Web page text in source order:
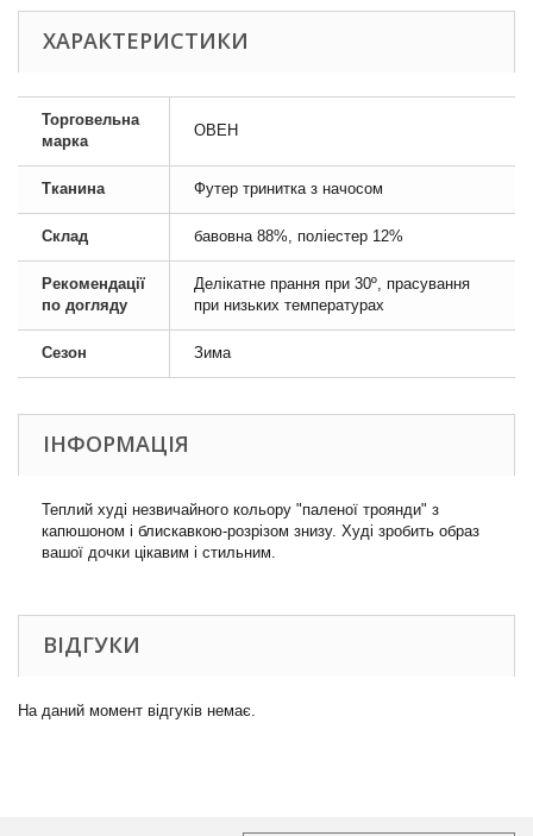
ХАРАКТЕРИСТИКИ
Торговельна
марка
ОВЕН
Тканина Футер тринитка з начосом
Склад бавовна 88%, поліестер 12%
Рекомендації
по догляду
Делікатне прання при 30º, прасування
при низьких температурах
Сезон Зима
ІНФОРМАЦІЯ
Теплий худі незвичайного кольору "паленої троянди" з
капюшоном і блискавкою-розрізом знизу. Худі зробить образ
вашої дочки цікавим і стильним.
ВІДГУКИ
На даний момент відгуків немає.